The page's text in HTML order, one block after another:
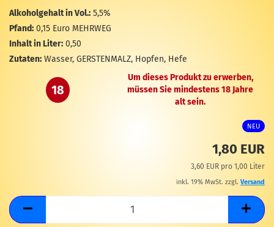
Alkoholgehalt in Vol.: 5,5%
Pfand: 0,15 Euro MEHRWEG
Inhalt in Liter: 0,50
Zutaten: Wasser, GERSTENMALZ, Hopfen, Hefe
18
Um dieses Produkt zu erwerben,
müssen Sie mindestens 18 Jahre
alt sein.
NEU
1,80 EUR
3,60 EUR pro 1,00 Liter
inkl. 19% MwSt. zzgl. Versand